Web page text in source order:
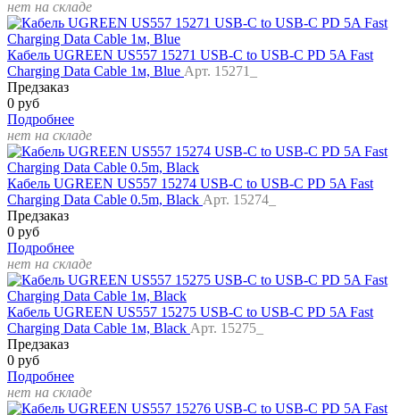
нет на складе
Кабель UGREEN US557 15271 USB-C to USB-C PD 5A Fast
Charging Data Cable 1м, Blue Арт. 15271_
Предзаказ
0 руб
Подробнее
нет на складе
Кабель UGREEN US557 15274 USB-C to USB-C PD 5A Fast
Charging Data Cable 0.5m, Black Арт. 15274_
Предзаказ
0 руб
Подробнее
нет на складе
Кабель UGREEN US557 15275 USB-C to USB-C PD 5A Fast
Charging Data Cable 1м, Black Арт. 15275_
Предзаказ
0 руб
Подробнее
нет на складе